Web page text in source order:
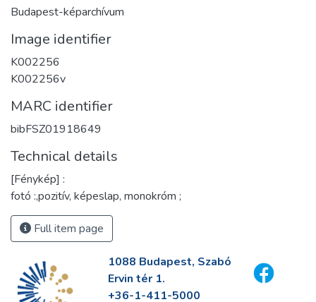
Budapest-képarchívum
Image identifier
K002256
K002256v
MARC identifier
bibFSZ01918649
Technical details
[Fénykép] :
fotó :,pozitív, képeslap, monokróm ;
Full item page
1088 Budapest, Szabó
Ervin tér 1.
+36-1-411-5000